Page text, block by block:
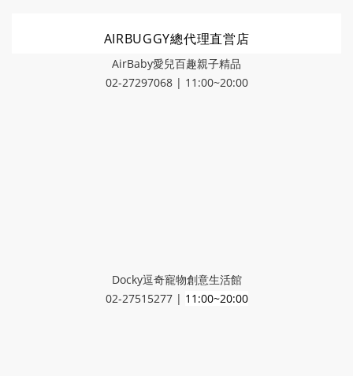
AIRBUGGY總代理直営店
AirBaby愛兒百趣親子精品
02-27297068 | 11:00~20:00
Docky逗奇寵物創意生活館
02-27515277 | 11:00~20:00